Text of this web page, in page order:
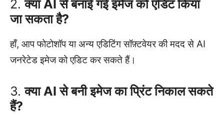
2.क्या AI से बनाई गई इमेज को एडिट किया
जा सकता है?
हाँ, आप फोटोशॉप या अन्य एडिटिंग सॉफ़्टवेयर की मदद से AI
जनरेटेड इमेज को एडिट कर सकते हैं।
3.क्या AI से बनी इमेज का प्रिंट निकाल सकते
हैं?